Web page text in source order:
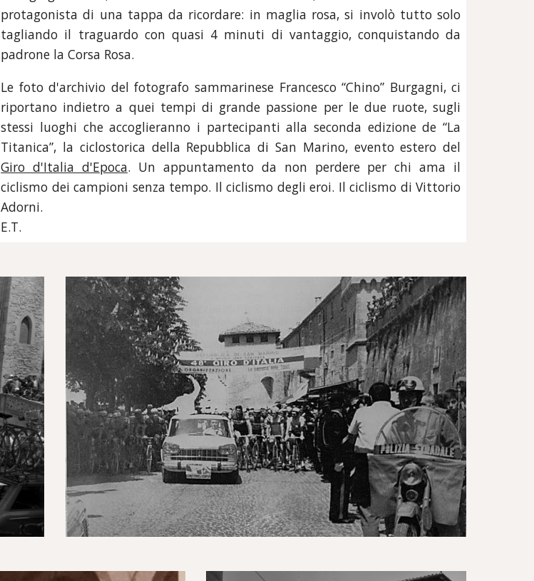
protagonista di una tappa da ricordare: in maglia rosa, si involò tutto solo
tagliando il traguardo con quasi 4 minuti di vantaggio, conquistando da
padrone la Corsa Rosa.
Le foto d'archivio del fotografo sammarinese Francesco “Chino” Burgagni, ci
riportano indietro a quei tempi di grande passione per le due ruote, sugli
stessi luoghi che accoglieranno i partecipanti alla seconda edizione de “La
Titanica”, la ciclostorica della Repubblica di San Marino, evento estero del
Giro d'Italia d'Epoca. Un appuntamento da non perdere per chi ama il
ciclismo dei campioni senza tempo. Il ciclismo degli eroi. Il ciclismo di Vittorio
Adorni.
E.T.